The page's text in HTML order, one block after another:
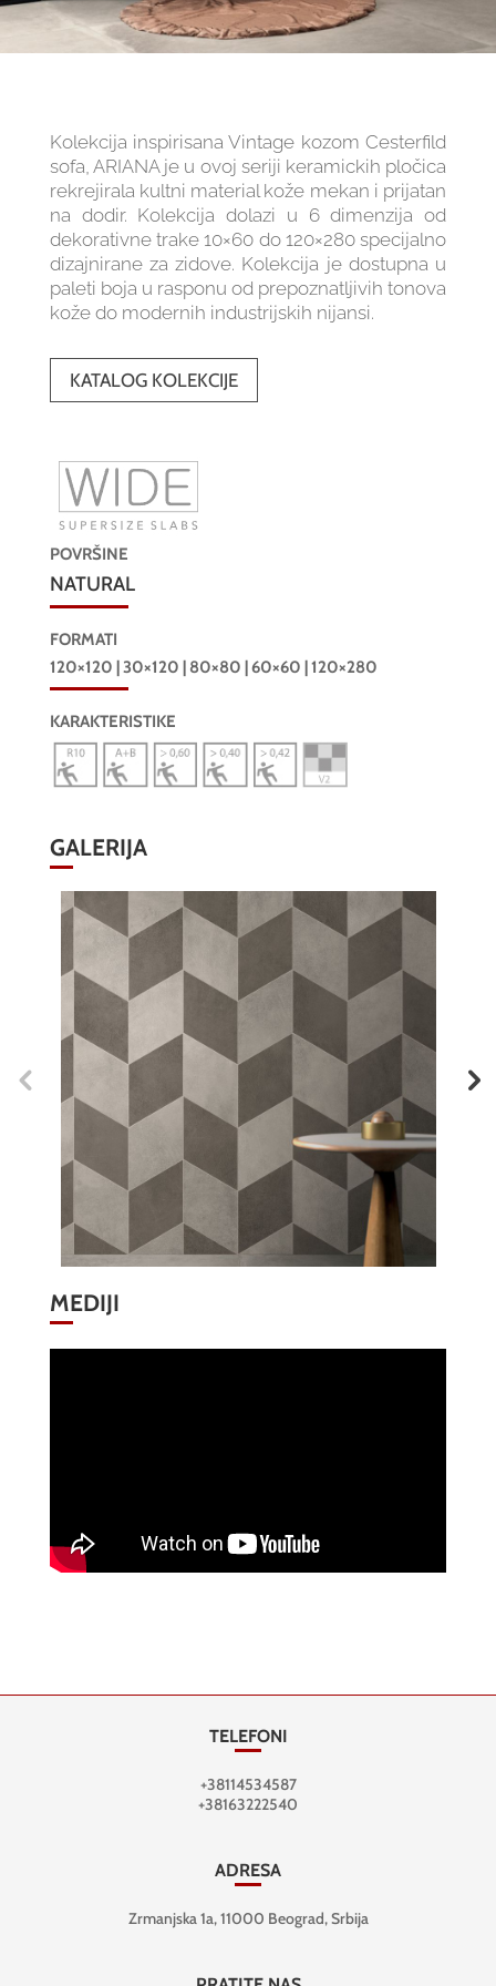
Kolekcija inspirisana Vintage kozom Cesterfild
sofa, ARIANA je u ovoj seriji keramickih pločica
rekrejirala kultni material kože mekan i prijatan
na dodir. Kolekcija dolazi u 6 dimenzija od
dekorativne trake 10×60 do 120×280 specijalno
dizajnirane za zidove. Kolekcija je dostupna u
paleti boja u rasponu od prepoznatljivih tonova
kože do modernih industrijskih nijansi.
KATALOG KOLEKCIJE
POVRŠINE
NATURAL
FORMATI
120×120 | 30×120 | 80×80 | 60×60 | 120×280
KARAKTERISTIKE
GALERIJA
MEDIJI
TELEFONI
+38114534587
+38163222540
ADRESA
Zrmanjska 1a, 11000 Beograd, Srbija